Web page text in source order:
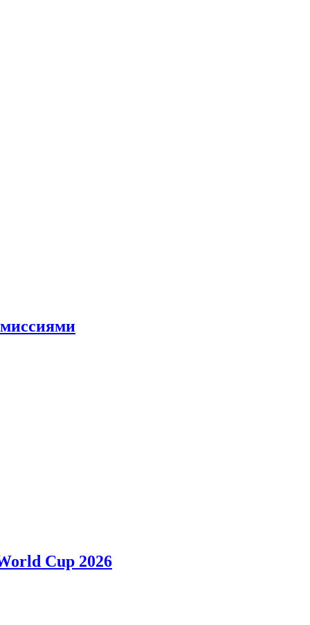
Cup 2026